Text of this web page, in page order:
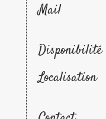
Mail
Disponibilité
Localisation